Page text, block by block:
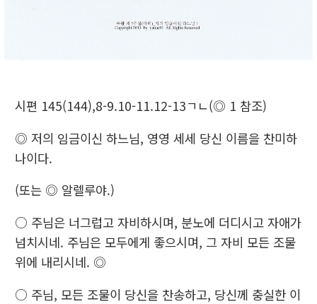
시편 145(144),8-9.10-11.12-13ㄱㄴ(◎ 1 참조)
◎ 저의 임금이신 하느님, 영영 세세 당신 이름을 찬미하
나이다.
(또는 ◎ 알렐루야.)
○ 주님은 너그럽고 자비하시며, 분노에 더디시고 자애가
넘치시네. 주님은 모두에게 좋으시며, 그 자비 모든 조물
위에 내리시네. ◎
○ 주님, 모든 조물이 당신을 찬송하고, 당신께 충실한 이